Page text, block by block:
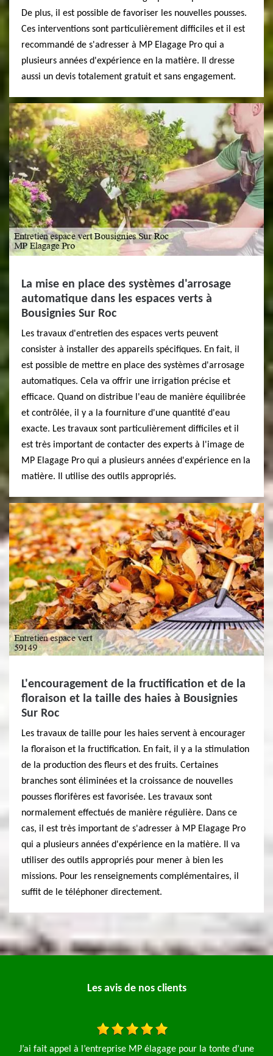
De plus, il est possible de favoriser les nouvelles pousses.
Ces interventions sont particulièrement difficiles et il est
recommandé de s'adresser à MP Elagage Pro qui a
plusieurs années d'expérience en la matière. Il dresse
aussi un devis totalement gratuit et sans engagement.
La mise en place des systèmes d'arrosage
automatique dans les espaces verts à
Bousignies Sur Roc
Les travaux d'entretien des espaces verts peuvent
consister à installer des appareils spécifiques. En fait, il
est possible de mettre en place des systèmes d'arrosage
automatiques. Cela va offrir une irrigation précise et
efficace. Quand on distribue l'eau de manière équilibrée
et contrôlée, il y a la fourniture d'une quantité d'eau
exacte. Les travaux sont particulièrement difficiles et il
est très important de contacter des experts à l'image de
MP Elagage Pro qui a plusieurs années d'expérience en la
matière. Il utilise des outils appropriés.
L'encouragement de la fructification et de la
floraison et la taille des haies à Bousignies
Sur Roc
Les travaux de taille pour les haies servent à encourager
la floraison et la fructification. En fait, il y a la stimulation
de la production des fleurs et des fruits. Certaines
branches sont éliminées et la croissance de nouvelles
pousses florifères est favorisée. Les travaux sont
normalement effectués de manière régulière. Dans ce
cas, il est très important de s'adresser à MP Elagage Pro
qui a plusieurs années d'expérience en la matière. Il va
utiliser des outils appropriés pour mener à bien les
missions. Pour les renseignements complémentaires, il
suffit de le téléphoner directement.
Les avis de nos clients
tonte d’une
Bonjour je mets cet avis suite à l'intervention de